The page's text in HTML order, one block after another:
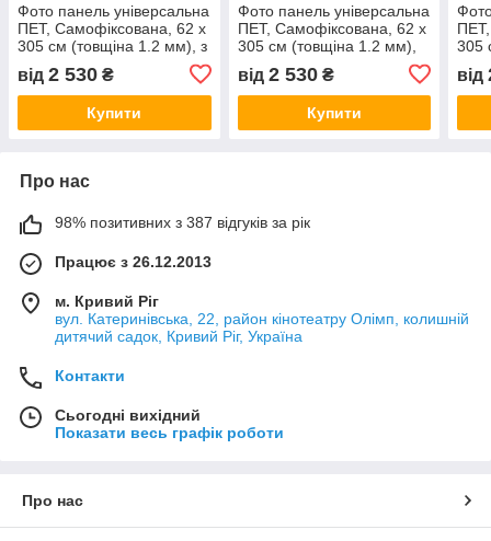
Фото панель універсальна
ПЕТ, Самофіксована, 62 х
305 см (товщіна 1.2 мм), з
від 2 530 ₴
Купити
Фото панель універсальна
ПЕТ, Самофіксована, 62 х
305 см (товщіна 1.2 мм),
від 2 530₴
Купити
305
від
Про нас
98% позитивних з 387 відгуків за рік
Працює з 26.12.2013
м. Кривий Ріг
вул. Катеринівська, 22, район кінотеатру Олімп, колишній
дитячий садок, Кривий Ріг, Україна
Контакти
Сьогодні вихідний
Показати весь графік роботи
Про нас